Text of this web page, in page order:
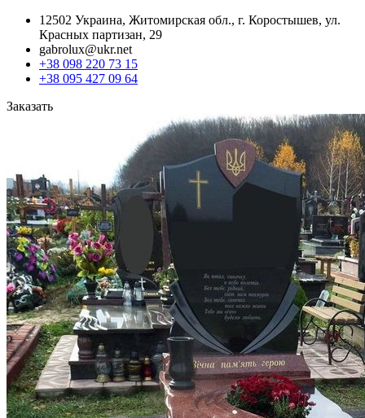
12502 Украина, Житомирская обл., г. Коростышев, ул.
Красных партизан, 29
gabrolux@ukr.net
+38 098 220 73 15
+38 095 427 09 64
Заказать